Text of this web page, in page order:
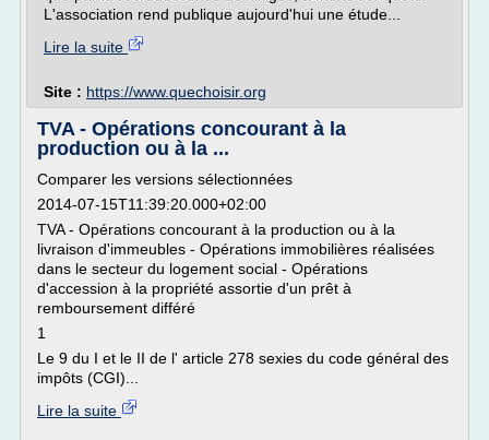
L'association rend publique aujourd'hui une étude...
Lire la suite
Site : https://www.quechoisir.org
TVA - Opérations concourant à la
production ou à la ...
Comparer les versions sélectionnées
2014-07-15T11:39:20.000+02:00
TVA - Opérations concourant à la production ou à la
livraison d'immeubles - Opérations immobilières réalisées
dans le secteur du logement social - Opérations
d'accession à la propriété assortie d'un prêt à
remboursement différé
1
Le 9 du I et le II de l' article 278 sexies du code général des
impôts (CGI)...
Lire la suite